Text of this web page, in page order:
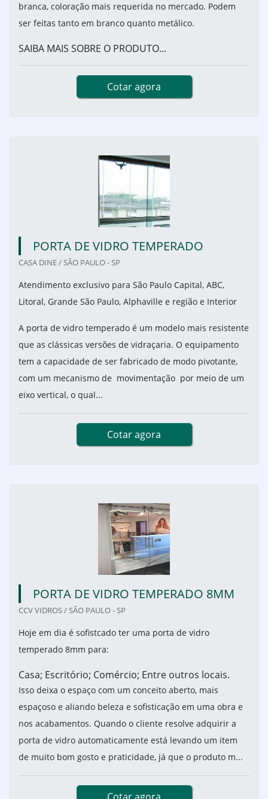
branca, coloração mais requerida no mercado. Podem
ser feitas tanto em branco quanto metálico.
SAIBA MAIS SOBRE O PRODUTO...
Cotar agora
PORTA DE VIDRO TEMPERADO
CASA DINE / SÃO PAULO - SP
Atendimento exclusivo para São Paulo Capital, ABC,
Litoral, Grande São Paulo, Alphaville e região e Interior
A porta de vidro temperado é um modelo mais resistente
que as clássicas versões de vidraçaria. O equipamento
tem a capacidade de ser fabricado de modo pivotante,
com um mecanismo de movimentação por meio de um
eixo vertical, o qual...
Cotar agora
PORTA DE VIDRO TEMPERADO 8MM
CCV VIDROS / SÃO PAULO - SP
Hoje em dia é sofistcado ter uma porta de vidro
temperado 8mm para:
Casa; Escritório; Comércio; Entre outros locais.
Isso deixa o espaço com um conceito aberto, mais
espaçoso e aliando beleza e sofisticação em uma obra e
nos acabamentos. Quando o cliente resolve adquirir a
porta de vidro automaticamente está levando um item
de muito bom gosto e praticidade, já que o produto m...